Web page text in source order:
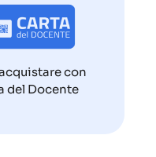
con
del Docente